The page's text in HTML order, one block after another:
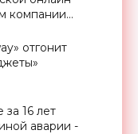
компании
отгонит
16 лет
аварии -